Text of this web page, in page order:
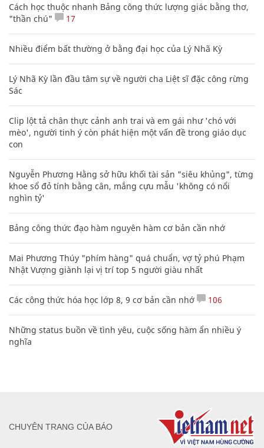
Cách học thuộc nhanh Bảng công thức lượng giác bằng thơ,
"thần chú"
17
Nhiều điểm bất thường ở bằng đại học của Lý Nhã Kỳ
Lý Nhã Kỳ lần đầu tâm sự về người cha Liệt sĩ đặc công rừng
Sác
Clip lột tả chân thực cảnh anh trai và em gái như 'chó với
mèo', người tinh ý còn phát hiện một vấn đề trong giáo dục
con
Nguyễn Phương Hằng sở hữu khối tài sản "siêu khủng", từng
khoe sổ đỏ tính bằng cân, mắng cựu mẫu 'không có nổi
nghìn tỷ'
Bảng công thức đạo hàm nguyên hàm cơ bản cần nhớ
Mai Phương Thúy "phím hàng" quá chuẩn, vợ tỷ phú Phạm
Nhật Vượng giành lại vị trí top 5 người giàu nhất
Các công thức hóa học lớp 8, 9 cơ bản cần nhớ 106
Những status buồn về tình yêu, cuộc sống hàm ẩn nhiều ý
nghĩa
CHUYÊN TRANG CỦA BÁO